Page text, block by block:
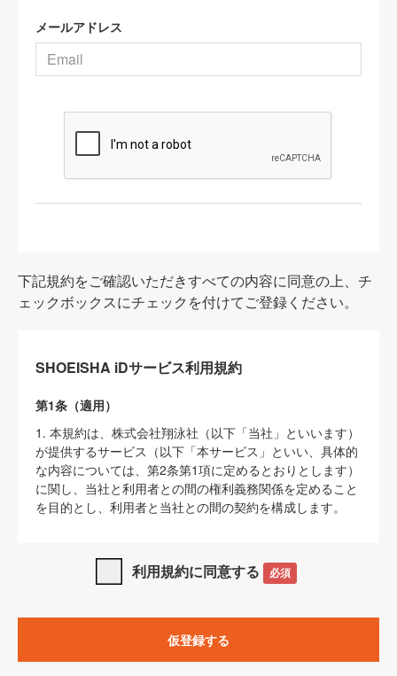
メールアドレス
下記規約をご確認いただきすべての内容に同意の上、チ
ェックボックスにチェックを付けてご登録ください。
SHOEISHA iDサービス利用規約
第1条（適用）
1. 本規約は、株式会社翔泳社（以下「当社」といいます）
が提供するサービス（以下「本サービス」といい、具体的
な内容については、第2条第1項に定めるとおりとします）
に関し、当社と利用者との間の権利義務関係を定めること
を目的とし、利用者と当社との間の契約を構成します。
SHOEISHA iDプライバシーポリシー」及び「
サイト上でのデータの利用について（Cookieポリシー）
3. 本規約の内容と、前項に記載する定めその他当社が定め
利用規約に同意する 必須
仮登録する